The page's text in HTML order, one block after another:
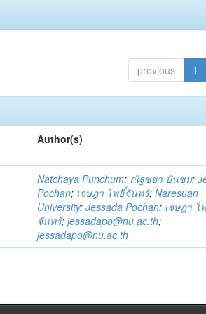
previous 1
Author(s)
Natchaya Punchum; ณัฐชยา ปันชุม;
Pochan; เจษฎา โพธิ์จันทร์;Naresuan
University;Jessada Pochan; เจษฎา โ
จันทร์;jessadapo@nu.ac.th;
jessadapo@nu.ac.th